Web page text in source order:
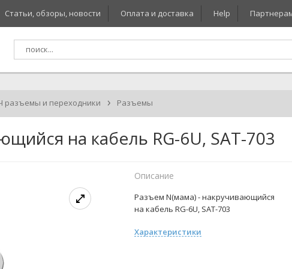
Статьи, обзоры, новости Оплата и доставка Help
разъемы и переходники › Разъемы
на кабель RG-6U, SAT-703
Описание
Разъем N(мама) - накручивающийся
на кабель RG-6U, SAT-703
Характеристики